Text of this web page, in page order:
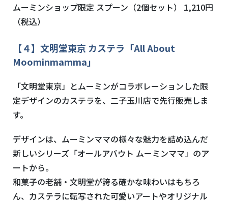
ムーミンショップ限定 スプーン（2個セット） 1,210円
（税込）
【４】文明堂東京 カステラ「All About
Moominmamma」
「文明堂東京」とムーミンがコラボレーションした限
定デザインのカステラを、二子玉川店で先行販売しま
す。
デザインは、ムーミンママの様々な魅力を詰め込んだ
新しいシリーズ「オールアバウト ムーミンママ」のア
ートから。
和菓子の老舗・文明堂が誇る確かな味わいはもちろ
ん、カステラに転写された可愛いアートやオリジナル